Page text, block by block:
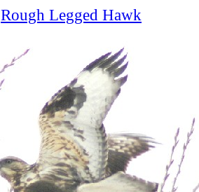
Rough Legged Hawk